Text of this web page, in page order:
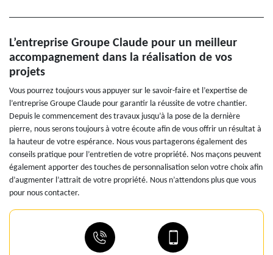
L’entreprise Groupe Claude pour un meilleur
accompagnement dans la réalisation de vos
projets
Vous pourrez toujours vous appuyer sur le savoir-faire et l’expertise de
l’entreprise Groupe Claude pour garantir la réussite de votre chantier.
Depuis le commencement des travaux jusqu’à la pose de la dernière
pierre, nous serons toujours à votre écoute afin de vous offrir un résultat à
la hauteur de votre espérance. Nous vous partagerons également des
conseils pratique pour l’entretien de votre propriété. Nos maçons peuvent
également apporter des touches de personnalisation selon votre choix afin
d’augmenter l’attrait de votre propriété. Nous n’attendons plus que vous
pour nous contacter.